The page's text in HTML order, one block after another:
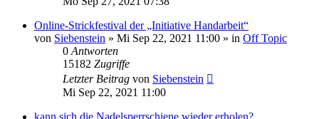
Online-Strickfestival der „Initiative Handarbeit“
von Siebenstein » Mi Sep 22, 2021 11:00 » in Off Topic
0 Antworten
15182 Zugriffe
Letzter Beitrag von Siebenstein
Mi Sep 22, 2021 11:00
kann sich die Nadelsperrschiene wieder erholen?